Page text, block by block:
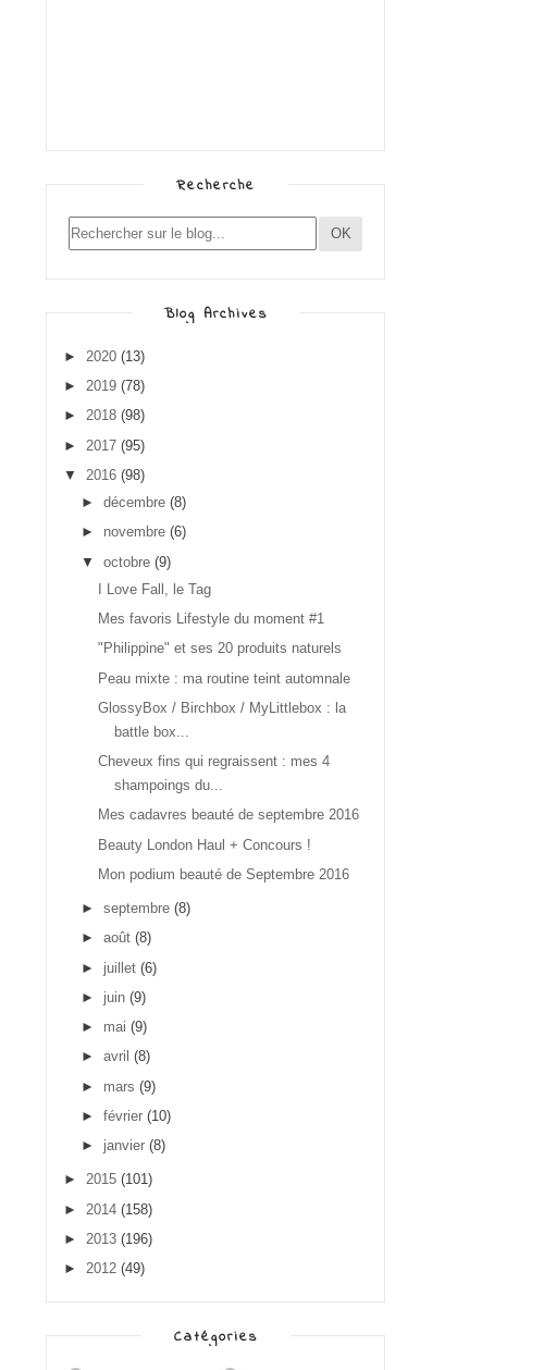
Recherche
Blog Archives
► 2020 (13)
► 2019 (78)
► 2018 (98)
► 2017 (95)
▼
2016 (98)
► décembre (8)
► novembre (6)
▼
octobre (9)
I Love Fall, le Tag
Mes favoris Lifestyle du moment #1
"Philippine" et ses 20 produits naturels
Peau mixte : ma routine teint automnale
GlossyBox / Birchbox / MyLittlebox : la
battle box...
Cheveux fins qui regraissent : mes 4
shampoings du...
Mes cadavres beauté de septembre 2016
Beauty London Haul + Concours !
Mon podium beauté de Septembre 2016
► septembre (8)
► août (8)
► juillet (6)
► juin (9)
► mai (9)
► avril (8)
► mars (9)
► février (10)
► janvier (8)
► 2015 (101)
► 2014 (158)
► 2013 (196)
► 2012 (49)
Catégories